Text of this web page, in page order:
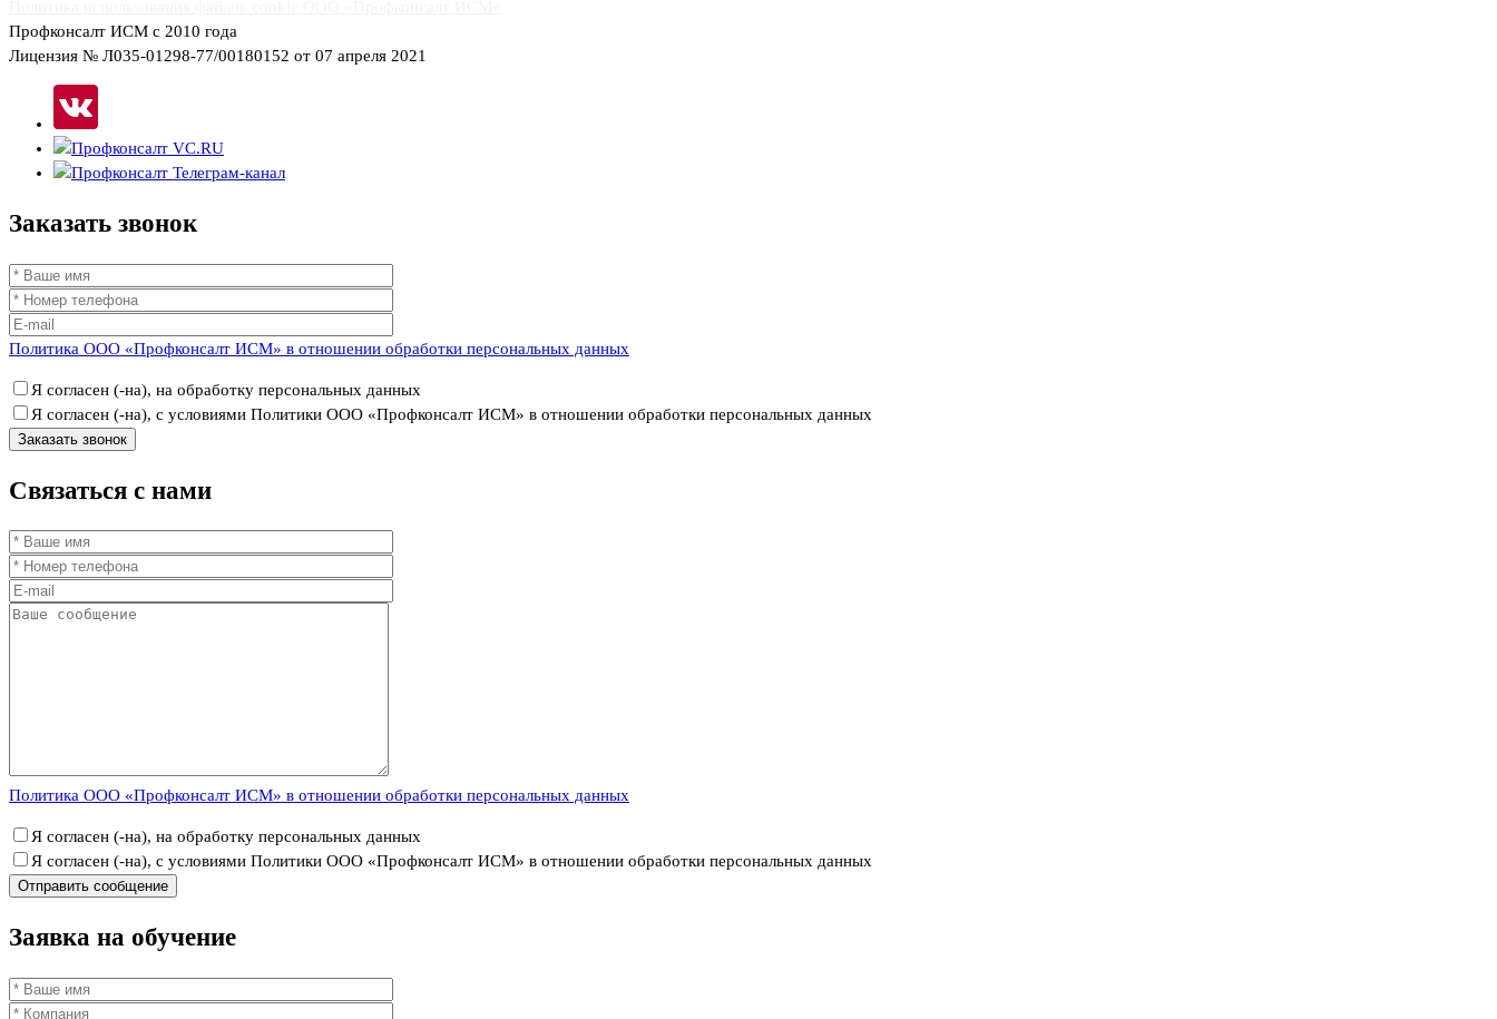
Профконсалт ИСМ с 2010 года
Лицензия № Л035-01298-77/00180152 от 07 апреля 2021
Заказать звонок
Политика ООО «Профконсалт ИСМ» в отношении обработки персональных данных
Я согласен (-на), на обработку персональных данных
Я согласен (-на), с условиями Политики ООО «Профконсалт ИСМ» в отношении обработки персональных данных
Связаться с нами
Политика ООО «Профконсалт ИСМ» в отношении обработки персональных данных
Я согласен (-на), на обработку персональных данных
Я согласен (-на), с условиями Политики ООО «Профконсалт ИСМ» в отношении обработки персональных данных
Заявка на обучение